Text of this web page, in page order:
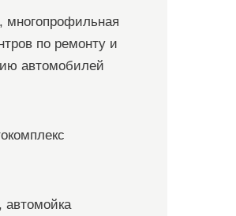
многопрофильная
по ремонту и
автомобилей
автомойка